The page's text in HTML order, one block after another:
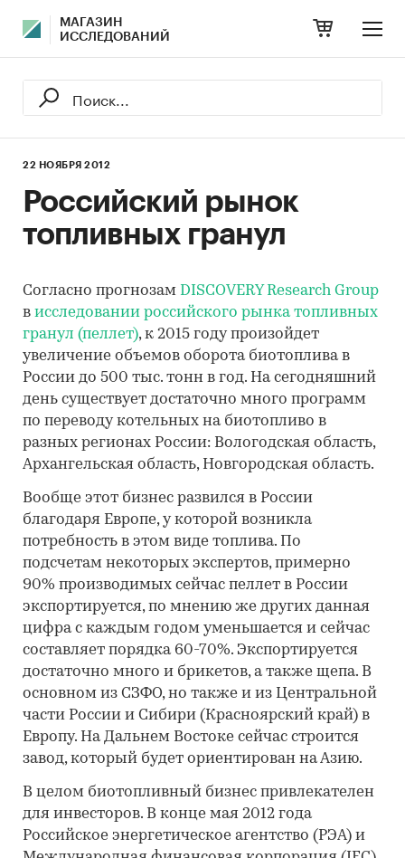
МАГАЗИН
ИССЛЕДОВАНИЙ
22 НОЯБРЯ 2012
Российский рынок
топливных гранул
Согласно прогнозам DISCOVERY Research Group
в исследовании российского рынка топливных
гранул (пеллет), к 2015 году произойдет
увеличение объемов оборота биотоплива в
России до 500 тыс. тонн в год. На сегодняшний
день существует достаточно много программ
по переводу котельных на биотопливо в
разных регионах России: Вологодская область,
Архангельская область, Новгородская область.
Вообще этот бизнес развился в России
благодаря Европе, у которой возникла
потребность в этом виде топлива. По
подсчетам некоторых экспертов, примерно
90% производимых сейчас пеллет в России
экспортируется, по мнению же других данная
цифра с каждым годом уменьшается и сейчас
составляет порядка 60-70%. Экспортируется
достаточно много и брикетов, а также щепа. В
основном из СЗФО, но также и из Центральной
части России и Сибири (Красноярский край) в
Европу. На Дальнем Востоке сейчас строится
завод, который будет ориентирован на Азию.
В целом биотопливный бизнес привлекателен
для инвесторов. В конце мая 2012 года
Российское энергетическое агентство (РЭА) и